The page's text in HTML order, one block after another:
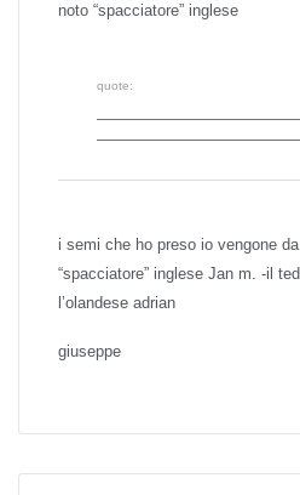
noto “spacciatore” inglese
quote:
i semi che ho preso io vengone
“spacciatore” inglese Jan m. -il
l’olandese adrian
giuseppe